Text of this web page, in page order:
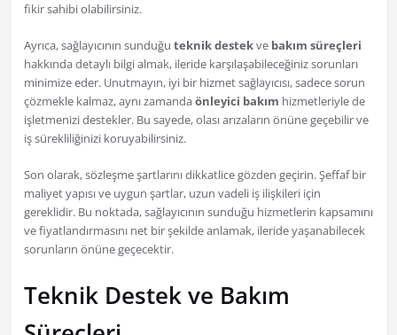
fikir sahibi olabilirsiniz.
Ayrıca, sağlayıcının sunduğu teknik destekve bakım süreçleri
hakkında detaylı bilgi almak, ileride karşılaşabileceğiniz sorunları
minimize eder. Unutmayın, iyi bir hizmet sağlayıcısı, sadece sorun
çözmekle kalmaz, aynı zamandaönleyici bakım hizmetleriyle de
işletmenizi destekler. Bu sayede, olası arızaların önüne geçebilir ve
iş sürekliliğinizi koruyabilirsiniz.
Son olarak, sözleşme şartlarını dikkatlice gözden geçirin. Şeffaf bir
maliyet yapısı ve uygun şartlar, uzun vadeli iş ilişkileri için
gereklidir. Bu noktada, sağlayıcının sunduğu hizmetlerin kapsamını
ve fiyatlandırmasını net bir şekilde anlamak, ileride yaşanabilecek
sorunların önüne geçecektir.
Teknik Destek ve Bakım